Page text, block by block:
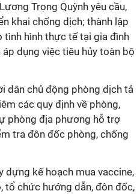
Trọng Quỳnh yêu cầu,
khai chống dịch; thành lập
tình hình thực tế tại gia đình
dụng việc tiêu hủy toàn bộ
dân chủ động phòng dịch tả
các quy định về phòng,
phòng địa phương hỗ trợ
tra đôn đốc phòng, chống
dựng kế hoạch mua vaccine,
tổ chức hướng dẫn, đôn đốc,